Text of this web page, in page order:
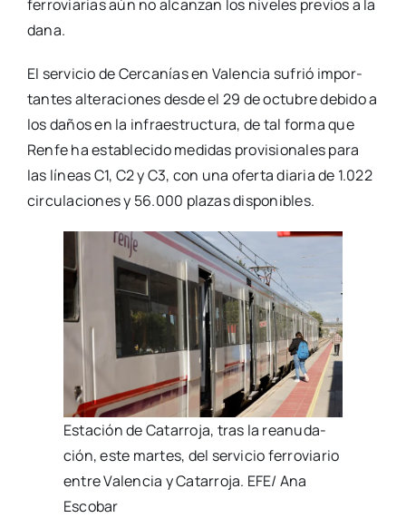
ferro­via­rias aún no alcan­zan los nive­les pre­vios a la
dana.
El ser­vi­cio de Cer­ca­nías en Valen­cia sufrió impor­
tan­tes alte­ra­cio­nes des­de el 29 de octu­bre debi­do a
los daños en la infra­es­truc­tu­ra, de tal for­ma que
Ren­fe ha esta­ble­ci­do medi­das pro­vi­sio­na­les para
las líneas C1, C2 y C3, con una ofer­ta dia­ria de 1.022
cir­cu­la­cio­nes y 56.000 pla­zas dis­po­ni­bles.
Esta­ción de Cata­rro­ja, tras la reanu­da­
ción, este mar­tes, del ser­vi­cio ferro­via­rio
entre Valen­cia y Cata­rro­ja. EFE/ Ana
Esco­bar